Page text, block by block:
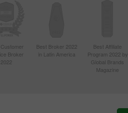
Broker
2022
Best Broker 2022
in Latin America
Best Affiliate
Program 2022 by
Global Brands
Magazine